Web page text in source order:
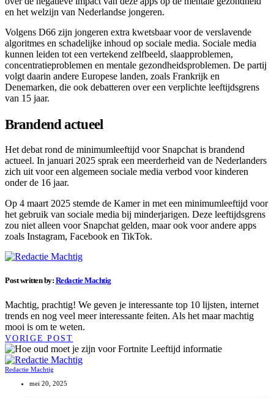
en het welzijn van Nederlandse jongeren.
Volgens D66 zijn jongeren extra kwetsbaar voor de verslavende
algoritmes en schadelijke inhoud op sociale media. Sociale media
kunnen leiden tot een vertekend zelfbeeld, slaapproblemen,
concentratieproblemen en mentale gezondheidsproblemen. De partij
volgt daarin andere Europese landen, zoals Frankrijk en
Denemarken, die ook debatteren over een verplichte leeftijdsgrens
van 15 jaar.
Brandend actueel
Het debat rond de minimumleeftijd voor Snapchat is brandend
actueel. In januari 2025 sprak een meerderheid van de Nederlanders
zich uit voor een algemeen sociale media verbod voor kinderen
onder de 16 jaar.
Op 4 maart 2025 stemde de Kamer in met een minimumleeftijd voor
het gebruik van sociale media bij minderjarigen. Deze leeftijdsgrens
zou niet alleen voor Snapchat gelden, maar ook voor andere apps
zoals Instagram, Facebook en TikTok.
Post written by: Redactie Machtig
Machtig, prachtig! We geven je interessante top 10 lijsten, internet
trends en nog veel meer interessante feiten. Als het maar machtig
mooi is om te weten.
VORIGE POST
Redactie Machtig
mei 20, 2025